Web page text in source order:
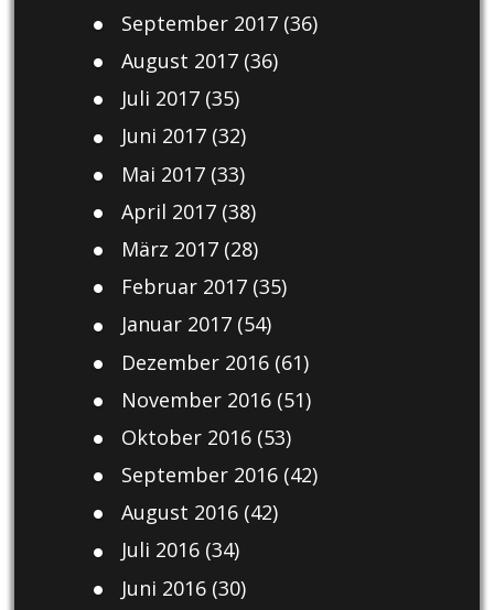
September 2017(36)
August 2017(36)
Juli 2017(35)
Juni 2017(32)
Mai 2017(33)
April 2017(38)
März 2017(28)
Februar 2017(35)
Januar 2017(54)
Dezember 2016(61)
November 2016(51)
Oktober 2016(53)
September 2016(42)
August 2016(42)
Juli 2016(34)
Juni 2016(30)